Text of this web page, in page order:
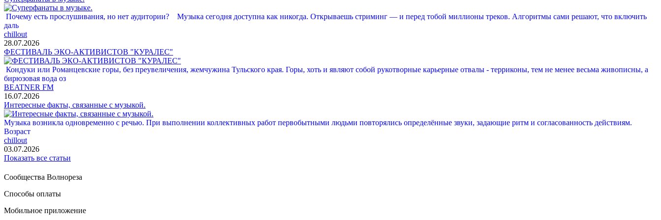
Почему есть прослушивания, но нет аудитории? Музыка сегодня доступна как никогда. Открываешь стриминг — и перед тобой миллионы треков. Алгоритмы сами решают, что включить
даль
chillout
28.07.2026
ФЕСТИВАЛЬ ЭКО-АКТИВИСТОВ "КУРАЛЕС"
Кондуки или Романцевские горы, без преувеличения, жемчужина Тульского края. Горы, хоть и являют собой рукотворные карьерные отвалы - терриконы, тем не менее весьма живописны, а
бирюзовая вода оз
BEATNER FM
16.07.2026
Интересные факты, связанные с музыкой.
Музыка возникла одновременно с речью. При выполнении коллективных работ первобытными людьми повторялись определённые звуки, задающие ритм и согласованность действиям.
Возраст
chillout
03.07.2026
Показать все статьи
Сообщества Волнореза
Способы оплаты
Мобильное приложение